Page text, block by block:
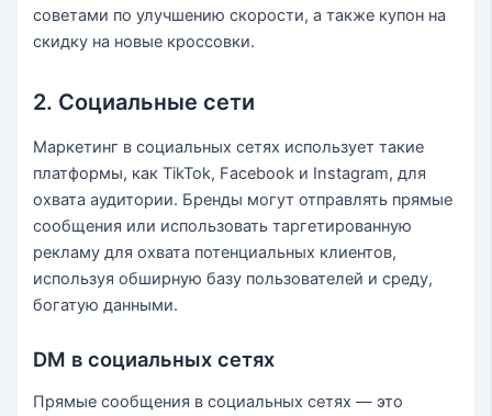
советами по улучшению скорости, а также купон на
скидку на новые кроссовки.
2. Социальные сети
Маркетинг в социальных сетях использует такие
платформы, как TikTok, Facebook и Instagram, для
охвата аудитории. Бренды могут отправлять прямые
сообщения или использовать таргетированную
рекламу для охвата потенциальных клиентов,
используя обширную базу пользователей и среду,
богатую данными.
DM в социальных сетях
Прямые сообщения в социальных сетях — это